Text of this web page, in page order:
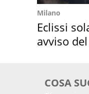
Milano
Eclissi
avviso